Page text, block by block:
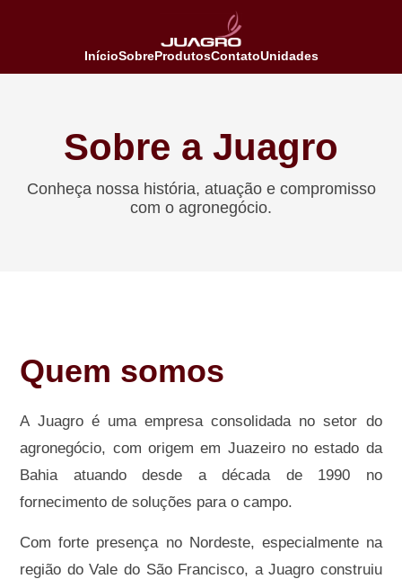
InícioSobreProdutosContatoUnidades
Sobre a Juagro
Conheça nossa história, atuação e compromisso
com o agronegócio.
Quem somos
A Juagro é uma empresa consolidada no setor do
agronegócio, com origem em Juazeiro no estado da
Bahia atuando desde a década de 1990 no
fornecimento de soluções para o campo.
Com forte presença no Nordeste, especialmente na
região do Vale do São Francisco, a Juagro construiu